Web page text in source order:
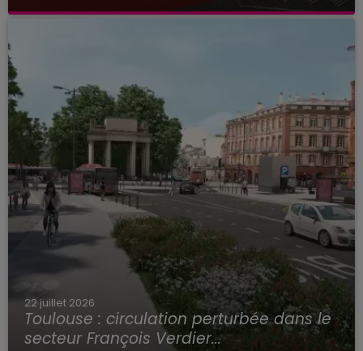
22 juillet 2026
Toulouse : circulation perturbée dans le
secteur François Verdier...